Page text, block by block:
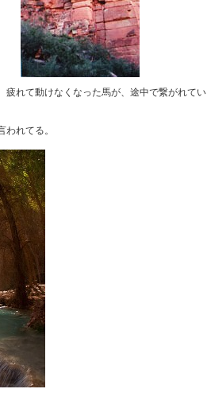
疲れて動けなくなった馬が、途中で繋がれてい
れてる。